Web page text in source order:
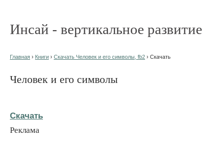
Инсай - вертикальное развитие
Главная › Книги › Скачать Человек и его символы, fb2 › Скачать
Человек и его символы
Скачать
Реклама